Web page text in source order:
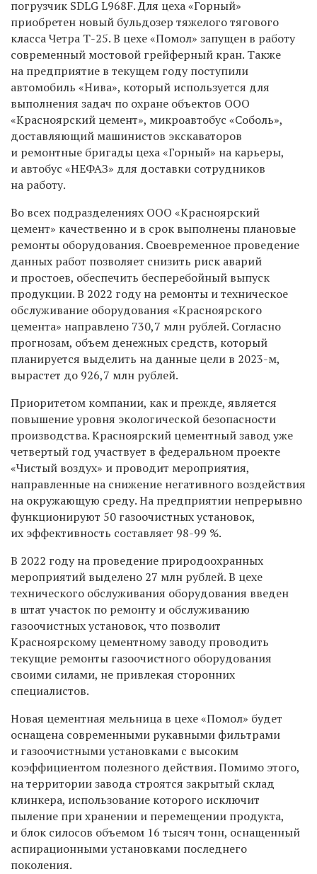
погрузчик SDLG L968F. Для цеха «Горный»
приобретен новый бульдозер тяжелого тягового
класса Четра Т-25. В цехе «Помол» запущен в работу
современный мостовой грейферный кран. Также
на предприятие в текущем году поступили
автомобиль «Нива», который используется для
выполнения задач по охране объектов ООО
«Красноярский цемент», микроавтобус «Соболь»,
доставляющий машинистов экскаваторов
и ремонтные бригады цеха «Горный» на карьеры,
и автобус «НЕФАЗ» для доставки сотрудников
на работу.
Во всех подразделениях ООО «Красноярский
цемент» качественно и в срок выполнены плановые
ремонты оборудования. Своевременное проведение
данных работ позволяет снизить риск аварий
и простоев, обеспечить бесперебойный выпуск
продукции. В 2022 году на ремонты и техническое
обслуживание оборудования «Красноярского
цемента» направлено 730,7 млн рублей. Согласно
прогнозам, объем денежных средств, который
планируется выделить на данные цели в 2023-м,
вырастет до 926,7 млн рублей.
Приоритетом компании, как и прежде, является
повышение уровня экологической безопасности
производства. Красноярский цементный завод уже
четвертый год участвует в федеральном проекте
«Чистый воздух» и проводит мероприятия,
направленные на снижение негативного воздействия
на окружающую среду. На предприятии непрерывно
функционируют 50 газоочистных установок,
их эффективность составляет 98-99 %.
В 2022 году на проведение природоохранных
мероприятий выделено 27 млн рублей. В цехе
технического обслуживания оборудования введен
в штат участок по ремонту и обслуживанию
газоочистных установок, что позволит
Красноярскому цементному заводу проводить
текущие ремонты газоочистного оборудования
своими силами, не привлекая сторонних
специалистов.
Новая цементная мельница в цехе «Помол» будет
оснащена современными рукавными фильтрами
и газоочистными установками с высоким
коэффициентом полезного действия. Помимо этого,
на территории завода строятся закрытый склад
клинкера, использование которого исключит
пыление при хранении и перемещении продукта,
и блок силосов объемом 16 тысяч тонн, оснащенный
аспирационными установками последнего
поколения.